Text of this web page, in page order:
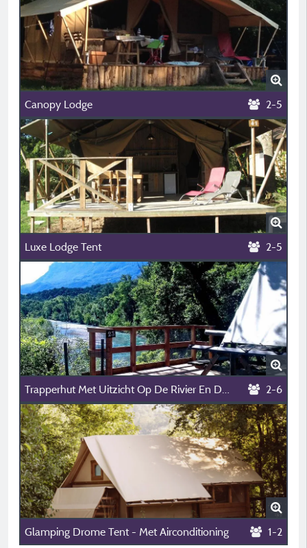
Canopy Lodge 2-5
Luxe Lodge Tent 2-5
Trapperhut Met Uitzicht Op De Rivier En De Bergen 2-6
Glamping Drome Tent - Met Airconditioning 1-2